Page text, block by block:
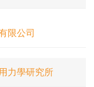
限公司
力學研究所